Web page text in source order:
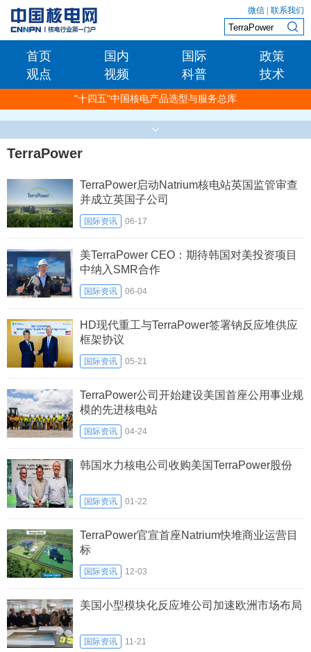
微信 联系我们
首页 国内 国际
政策
观点
视频 科普 技术
"十四五"中国核电产品选型与服务总库
TerraPower
TerraPower启动Natrium核电站英国监管审查
并成立英国子公司
国际资讯 06-17
美TerraPower CEO：期待韩国对美投资项目
中纳入SMR合作
国际资讯 06-04
HD现代重工与TerraPower签署钠反应堆供应
框架协议
国际资讯 05-21
TerraPower公司开始建设美国首座公用事业规
模的先进核电站
国际资讯 04-24
韩国水力核电公司收购美国TerraPower股份
国际资讯 01-22
TerraPower官宣首座Natrium快堆商业运营目
标
国际资讯 12-03
美国小型模块化反应堆公司加速欧洲市场布局
国际资讯 11-21